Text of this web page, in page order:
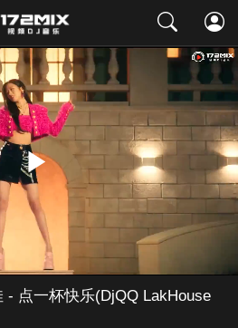
取消
- 点一杯快乐(DjQQ LakHouse